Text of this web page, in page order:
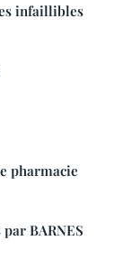
infaillibles
pharmacie
BARNES